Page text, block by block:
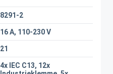
8291-2
16 A, 110-230 V
21
4x IEC C13, 12x